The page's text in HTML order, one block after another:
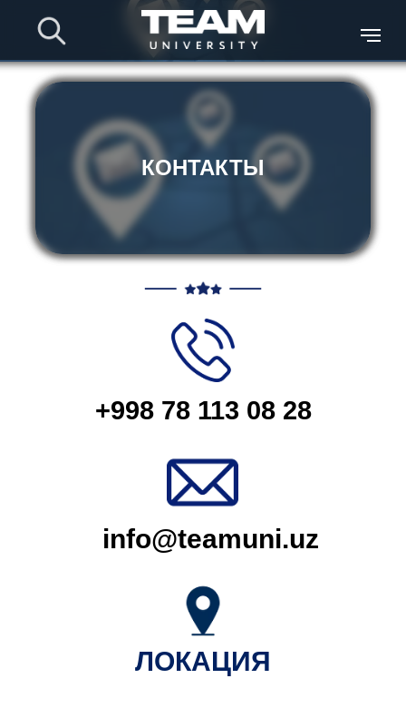
КОНТАКТЫ
info@teamuni.uz
+998 78 113 08 28
ЛОКАЦИЯ